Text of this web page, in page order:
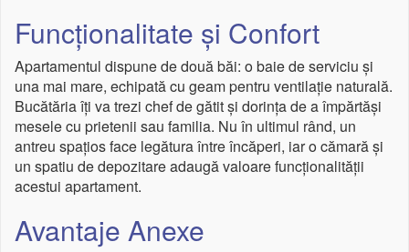
Funcționalitate și Confort
Apartamentul dispune de două băi: o baie de serviciu și
una mai mare, echipată cu geam pentru ventilație naturală.
Bucătăria îți va trezi chef de gătit și dorința de a împărtăși
mesele cu prietenii sau familia. Nu în ultimul rând, un
antreu spațios face legătura între încăperi, iar o cămară și
un spatiu de depozitare adaugă valoare funcționalității
acestui apartament.
Avantaje Anexe